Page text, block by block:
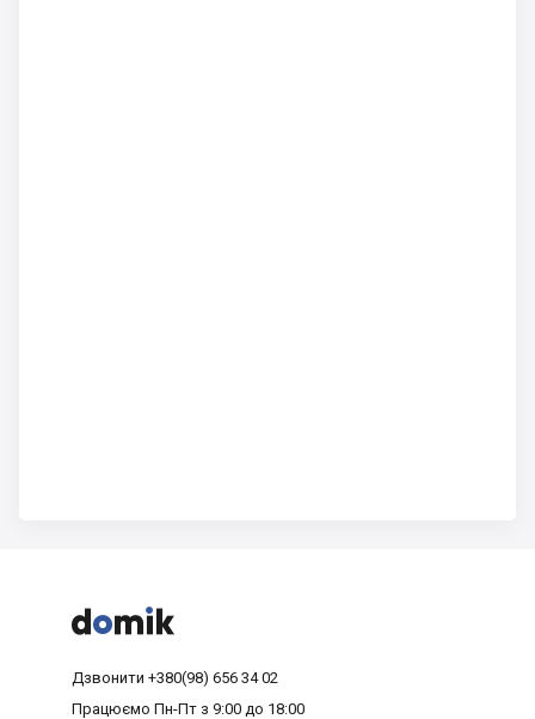



Дзвонити +380(98) 656 34 02
Працюємо Пн-Пт з 9:00 до 18:00